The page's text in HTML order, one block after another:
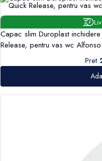
Capac slim Duroplast
Release, pentru vas wc
Pret